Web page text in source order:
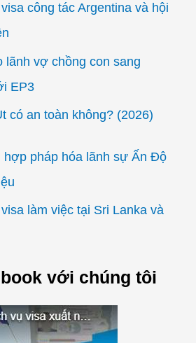
công tác Argentina và hội
lãnh vợ chồng con sang
EP3
có an toàn không? (2026)
hợp pháp hóa lãnh sự Ấn Độ
làm việc tại Sri Lanka và
với chúng tôi